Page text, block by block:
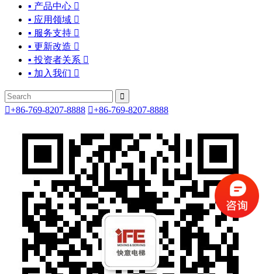
▪ 产品中心 
▪ 应用领域 
▪ 服务支持 
▪ 更新改造 
▪ 投资者关系 
▪ 加入我们 

+86-769-8207-8888 +86-769-8207-8888